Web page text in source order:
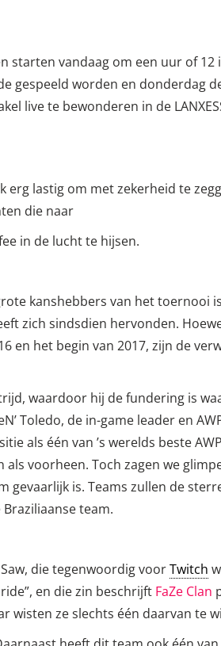
vandaag om een uur of 12
gespeeld worden en donderdag
live te bewonderen in de
erg lastig om met zekerheid te
die naar
in de lucht te hijsen.
kanshebbers van het toernooi
zich sindsdien hervonden.
en het begin van 2017, zijn de
waardoor hij de fundering is
Toledo, de in-game leader en
als één van ’s werelds beste
voorheen. Toch zagen we
gevaarlijk is. Teams zullen de
team.
die tegenwoordig voorTwitch
en die zin beschrijft FaZe Clan
wisten ze slechts één daarvan te